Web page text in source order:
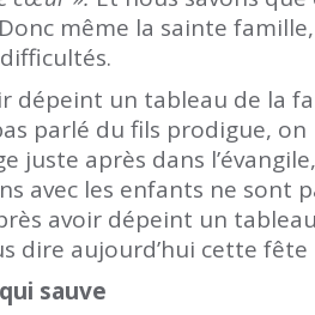
même la sainte
dépeint un tableau de la
parlé du fils prodigue, on
juste après dans
avec les enfants ne sont
avoir dépeint un
dire aujourd’hui cette
sauve